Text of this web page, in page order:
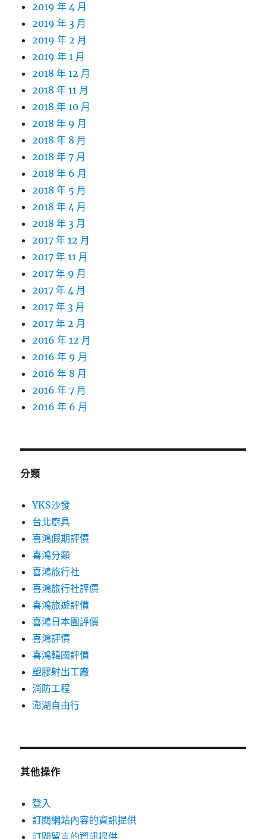
2019 年 4 月
2019 年 3 月
2019 年 2 月
2019 年 1 月
2018 年 12 月
2018 年 11 月
2018 年 10 月
2018 年 9 月
2018 年 8 月
2018 年 7 月
2018 年 6 月
2018 年 5 月
2018 年 4 月
2018 年 3 月
2017 年 12 月
2017 年 11 月
2017 年 9 月
2017 年 4 月
2017 年 3 月
2017 年 2 月
2016 年 12 月
2016 年 9 月
2016 年 8 月
2016 年 7 月
2016 年 6 月
分類
YKS沙發
台北廚具
喜鴻假期評價
喜鴻分類
喜鴻旅行社
喜鴻旅行社評價
喜鴻旅遊評價
喜鴻日本團評價
喜鴻評價
喜鴻韓國評價
塑膠射出工廠
消防工程
澎湖自由行
其他操作
登入
訂閱網站內容的資訊提供
訂閱留言的資訊提供